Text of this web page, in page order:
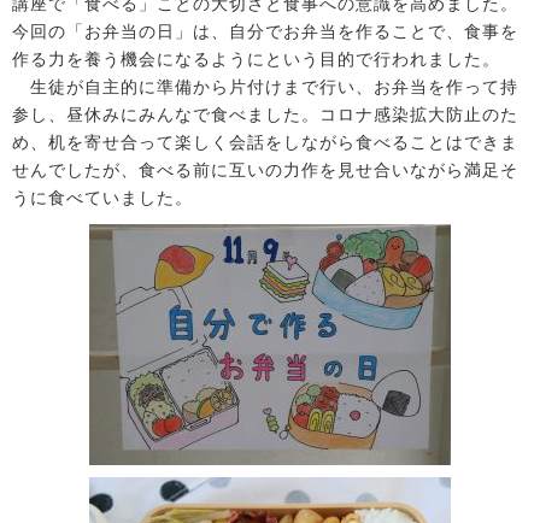
講座で「食べる」ことの大切さと食事への意識を高めました。
今回の「お弁当の日」は、自分でお弁当を作ることで、食事を
作る力を養う機会になるようにという目的で行われました。
生徒が自主的に準備から片付けまで行い、お弁当を作って持
参し、昼休みにみんなで食べました。コロナ感染拡大防止のた
め、机を寄せ合って楽しく会話をしながら食べることはできま
せんでしたが、食べる前に互いの力作を見せ合いながら満足そ
うに食べていました。